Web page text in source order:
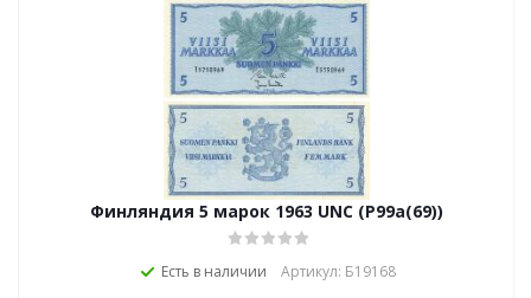
Финляндия 5 марок 1963 UNC (P99a(69))
Есть в наличии Артикул: Б19168